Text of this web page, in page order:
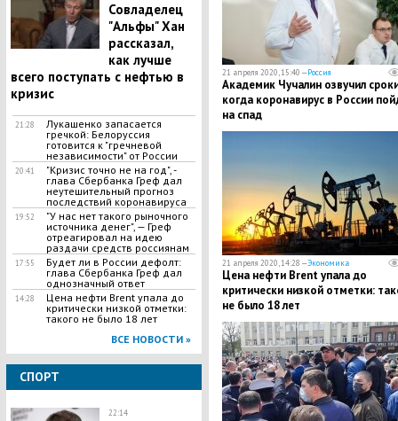
Совладелец
"Альфы" Хан
рассказал,
как лучше
всего поступать с нефтью в
кризис
21:28
Лукашенко запасается
гречкой: Белоруссия
готовится к "гречневой
независимости" от России
20:41
"Кризис точно не на год", -
глава Сбербанка Греф дал
неутешительный прогноз
последствий коронавируса
19:52
"У нас нет такого рыночного
источника денег", — Греф
отреагировал на идею
раздачи средств россиянам
17:55
Будет ли в России дефолт:
глава Сбербанка Греф дал
однозначный ответ
14:28
Цена нефти Brent упала до
критически низкой отметки:
такого не было 18 лет
ВСЕ НОВОСТИ »
СПОРТ
22:14
21 апреля 2020, 15:40 —Россия
​Академик Чучалин озвучил
когда коронавирус в России
на спад
21 апреля 2020, 14:28 —Экономика
Цена нефти Brent упала до
критически низкой отметки:
не было 18 лет